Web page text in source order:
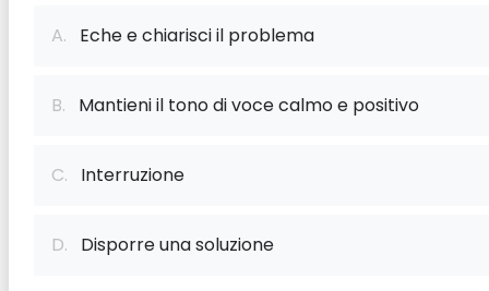
A. Eche e chiarisci il problema
B. Mantieni il tono di voce calmo e positivo
C. Interruzione
D. Disporre una soluzione